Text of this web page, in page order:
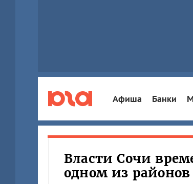
Афиша Банки
Власти Сочи
одном из